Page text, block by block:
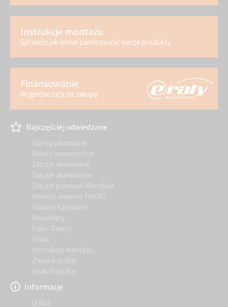
Instrukcje montażu
Sprawdz jak łatwo zamontować nasze produkty
Finansowanie
Wygodne raty na zakupy
Najczęściej odwiedzane
Rolety plisowane
Rolety wewnętrzne
Żaluzje drewniane
Żaluzje aluminiowe
Żaluzje pionowe Wertikale
Markizy okienne FAKRO
Markizy tarasowe
Moskitiery
Fakro Rolety
Firma
Instrukcje montażu
Zamów próbki
Knall Youtube
Informacje
O Nas